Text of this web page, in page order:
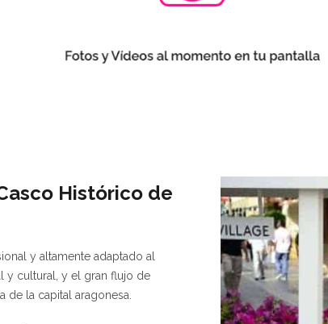
Histórico de
y altamente adaptado al
y cultural, y el gran flujo de
de la capital aragonesa.